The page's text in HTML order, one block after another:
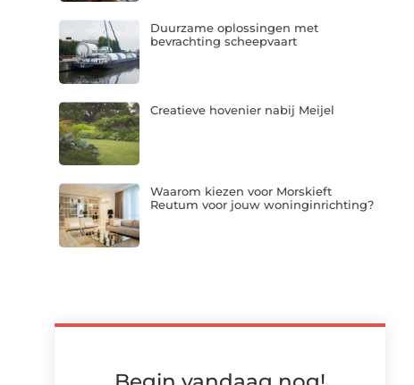
Duurzame oplossingen met
bevrachting scheepvaart
Creatieve hovenier nabij Meijel
Waarom kiezen voor Morskieft
Reutum voor jouw woninginrichting?